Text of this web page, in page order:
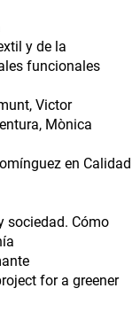
y de la
funcionales
Victor
Mònica
en Calidad
sociedad. Cómo
for a greener